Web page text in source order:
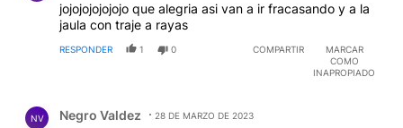
jojojojojojojo que alegria asi van a ir fracasando y a la
jaula con traje a rayas
RESPONDER 1 0 COMPARTIR
MARCAR
COMO
INAPROPIADO
NV Negro Valdez 28 DE MARZO DE 2023